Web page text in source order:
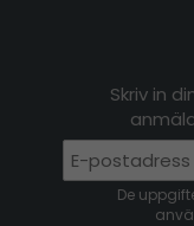
Skriv in
De